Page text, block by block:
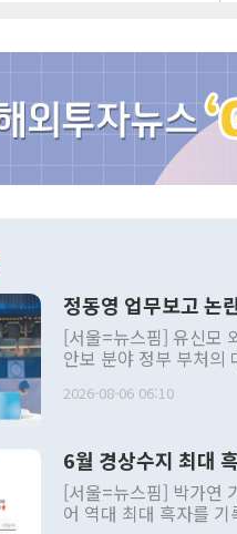
정동영 업무보고 논
[서울=뉴스핌] 유신모
안보 분야 정부 부처의
발언 중에는 정부 내 조
주의적 희망에 근거한
관의 대북 정책 관련
관 부처 장관이 공개적
관의 무리한 대북 접근
2026-08-06 06:10
6월 경상수지 최대
[서울=뉴스핌] 박가연
어 역대 최대 흑자를